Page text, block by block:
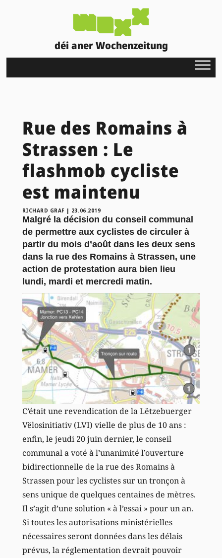
déi aner Wochenzeitung
Rue des Romains à
Strassen : Le
flashmob cycliste
est maintenu
RICHARD GRAF | 23.06.2019
Malgré la décision du conseil communal
de permettre aux cyclistes de circuler à
partir du mois d’août dans les deux sens
dans la rue des Romains à Strassen, une
action de protestation aura bien lieu
lundi, mardi et mercredi matin.
C’était une revendication de la Lëtzebuerger
Vëlosinitiativ (LVI) vielle de plus de 10 ans :
enfin, le jeudi 20 juin dernier, le conseil
communal a voté à l’unanimité l’ouverture
bidirectionnelle de la rue des Romains à
Strassen pour les cyclistes sur un tronçon à
sens unique de quelques centaines de mètres.
Il s’agit d’une solution « à l’essai » pour un an.
Si toutes les autorisations ministérielles
nécessaires seront données dans les délais
prévus, la réglementation devrait pouvoir